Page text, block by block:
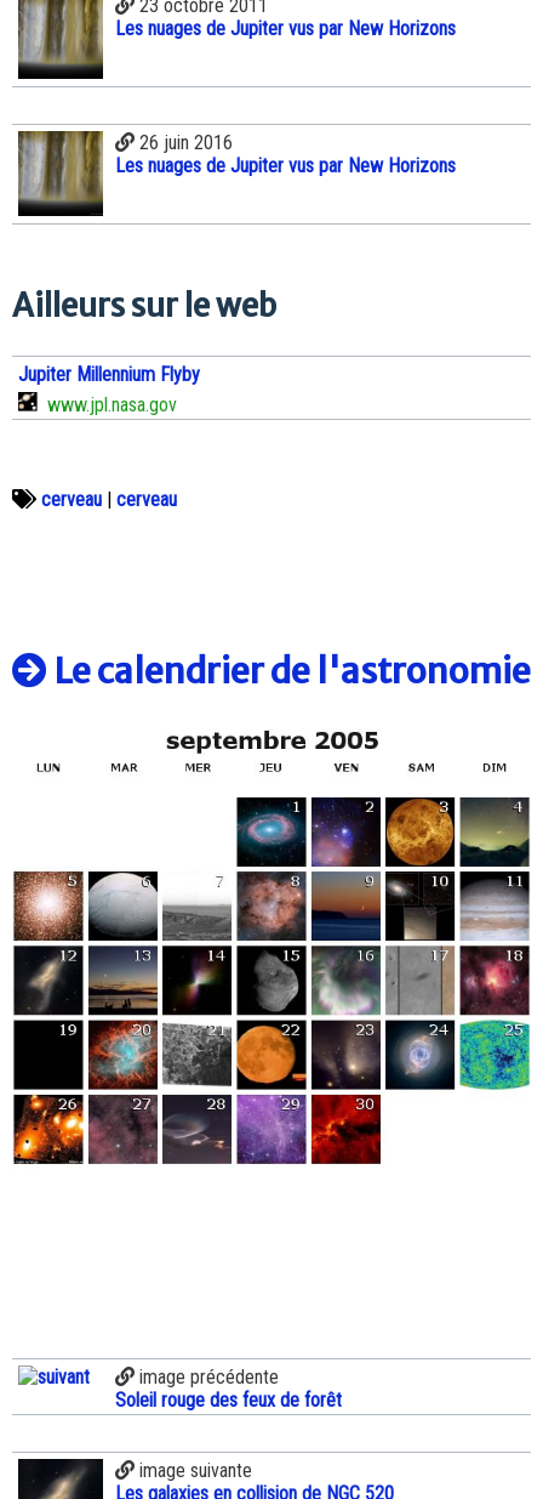
23 octobre 2011
Les nuages de Jupiter vus par New Horizons
26 juin 2016
Les nuages de Jupiter vus par New Horizons
Ailleurs sur le web
Jupiter Millennium Flyby
www.jpl.nasa.gov
cerveau cerveau
Le calendrier de l'astronomie
image précédente
Soleil rouge des feux de forêt
image suivante
Les galaxies en collision de NGC 520